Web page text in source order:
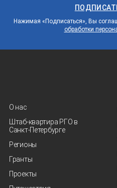
Нажимая «Подписаться», Вы
обработки
О нас
Штаб-квартира РГО в
Санкт‑Петербурге
Регионы
Гранты
Проекты